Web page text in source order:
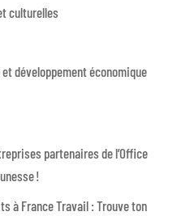
culturelles
développement économique
partenaires de l’Office
!
à France Travail : Trouve ton